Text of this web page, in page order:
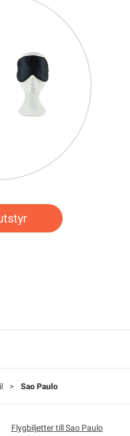
> Sao Paulo
Flygbiljetter till Sao Paulo